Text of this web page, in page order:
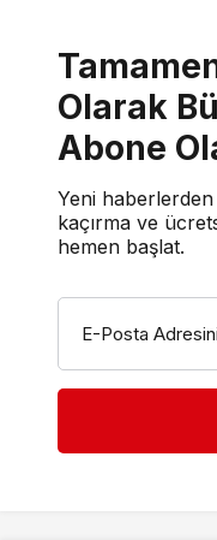
Olarak
Abone
Yeni
kaçırma ve
hemen başlat.
E-Posta